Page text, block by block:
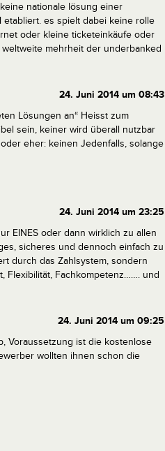
nationale lösung einer
es spielt dabei keine rolle
oder kleine ticketeinkäufe oder
mehrheit der underbanked
24. Juni 2014 um 08:43
Lösungen an“ Heisst zum
sein, keiner wird überall nutzbar
eher: keinen Jedenfalls, solange
24. Juni 2014 um 23:25
EINES oder dann wirklich zu allen
sicheres und dennoch einfach zu
durch das Zahlsystem, sondern
Flexibilität, Fachkompetenz……. und
24. Juni 2014 um 09:25
Voraussetzung ist die kostenlose
wollten ihnen schon die